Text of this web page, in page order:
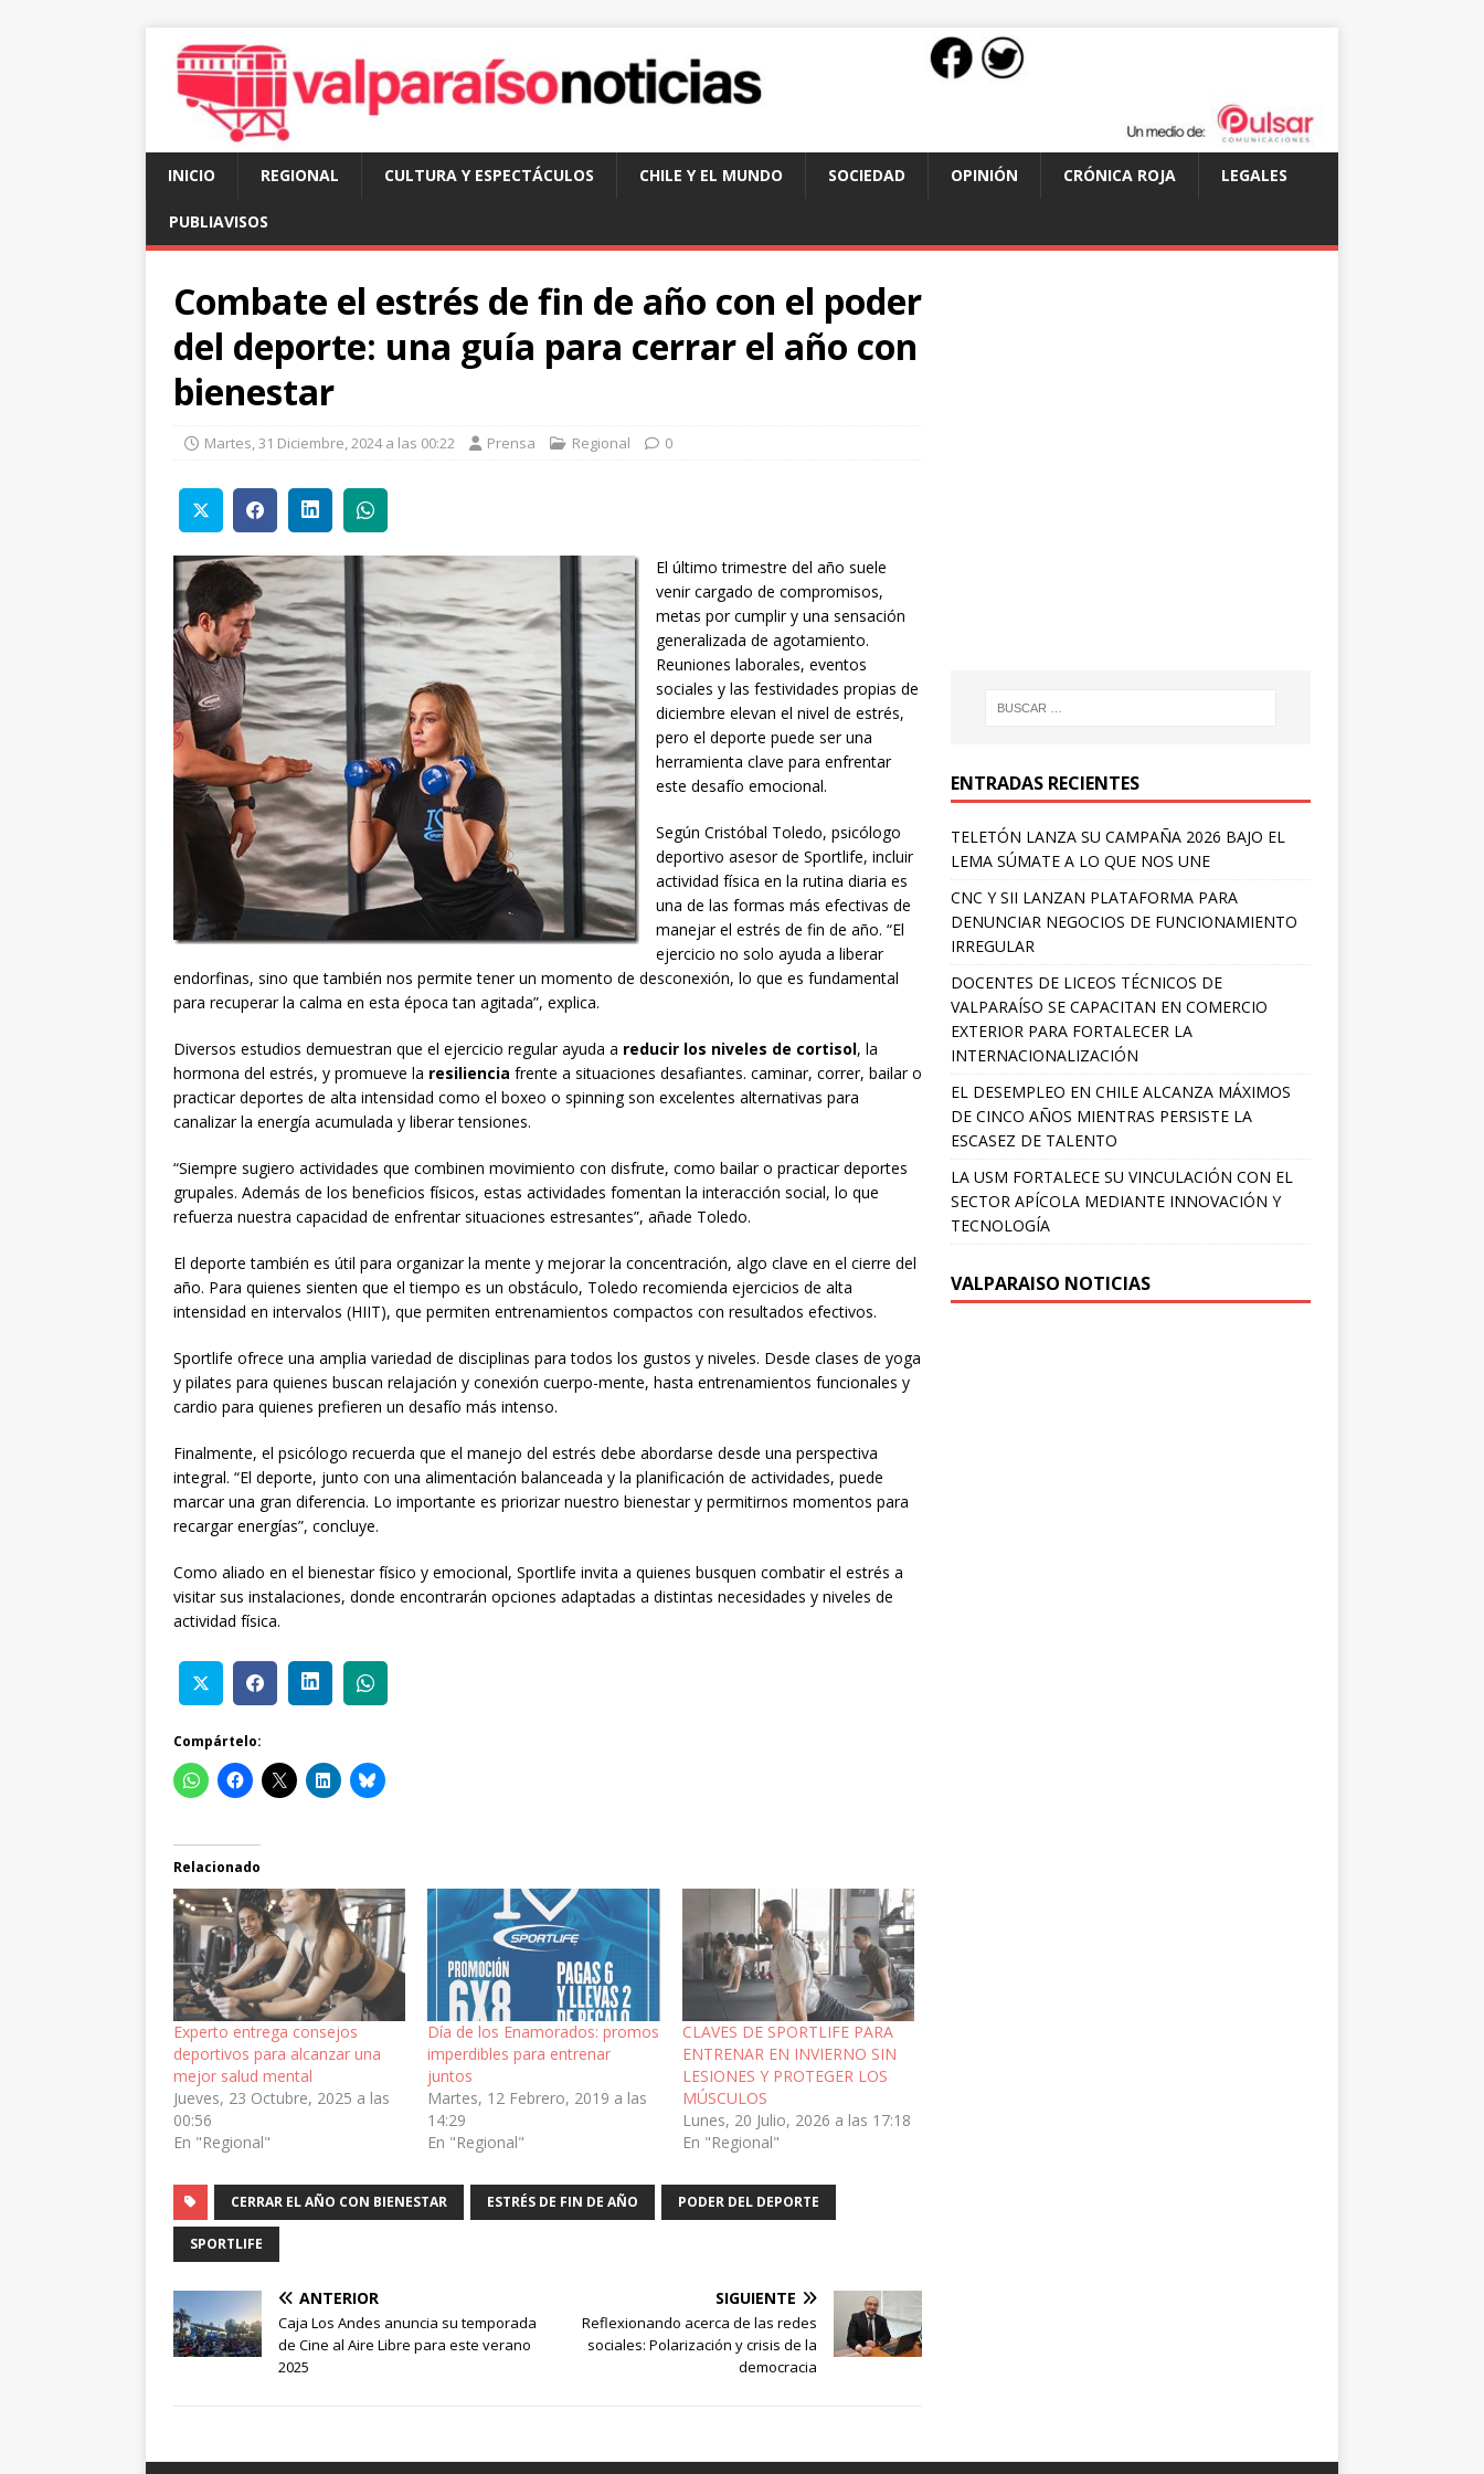
INICIO REGIONAL CULTURA Y ESPECTÁCULOS CHILE Y EL MUNDO SOCIEDAD OPINIÓN CRÓNICA ROJA LEGALES
PUBLIAVISOS
Combate el estrés de fin de año con el poder
del deporte: una guía para cerrar el año con
bienestar
Martes, 31 Diciembre, 2024 a las 00:22 Prensa Regional 0
El último trimestre del año suele
venir cargado de compromisos,
metas por cumplir y una sensación
generalizada de agotamiento.
Reuniones laborales, eventos
sociales y las festividades propias de
diciembre elevan el nivel de estrés,
pero el deporte puede ser una
herramienta clave para enfrentar
este desafío emocional.
Según Cristóbal Toledo, psicólogo
deportivo asesor de Sportlife, incluir
actividad física en la rutina diaria es
una de las formas más efectivas de
manejar el estrés de fin de año. “El
ejercicio no solo ayuda a liberar
endorfinas, sino que también nos permite tener un momento de desconexión, lo que es fundamental
para recuperar la calma en esta época tan agitada”, explica.
Diversos estudios demuestran que el ejercicio regular ayuda a reducir los niveles de cortisol, la
hormona del estrés, y promueve la resiliencia frente a situaciones desafiantes. caminar, correr, bailar o
practicar deportes de alta intensidad como el boxeo o spinning son excelentes alternativas para
canalizar la energía acumulada y liberar tensiones.
“Siempre sugiero actividades que combinen movimiento con disfrute, como bailar o practicar deportes
grupales. Además de los beneficios físicos, estas actividades fomentan la interacción social, lo que
refuerza nuestra capacidad de enfrentar situaciones estresantes”, añade Toledo.
El deporte también es útil para organizar la mente y mejorar la concentración, algo clave en el cierre del
año. Para quienes sienten que el tiempo es un obstáculo, Toledo recomienda ejercicios de alta
intensidad en intervalos (HIIT), que permiten entrenamientos compactos con resultados efectivos.
Sportlife ofrece una amplia variedad de disciplinas para todos los gustos y niveles. Desde clases de yoga
y pilates para quienes buscan relajación y conexión cuerpo-mente, hasta entrenamientos funcionales y
cardio para quienes prefieren un desafío más intenso.
Finalmente, el psicólogo recuerda que el manejo del estrés debe abordarse desde una perspectiva
integral. “El deporte, junto con una alimentación balanceada y la planificación de actividades, puede
marcar una gran diferencia. Lo importante es priorizar nuestro bienestar y permitirnos momentos para
recargar energías”, concluye.
Como aliado en el bienestar físico y emocional, Sportlife invita a quienes busquen combatir el estrés a
visitar sus instalaciones, donde encontrarán opciones adaptadas a distintas necesidades y niveles de
actividad física.
Compártelo:
Relacionado
Experto entrega consejos
deportivos para alcanzar una
mejor salud mental
Jueves, 23 Octubre, 2025 a las
00:56
En "Regional"
Día de los Enamorados: promos
imperdibles para entrenar
juntos
Martes, 12 Febrero, 2019 a las
14:29
En "Regional"
CLAVES DE SPORTLIFE PARA
ENTRENAR EN INVIERNO SIN
LESIONES Y PROTEGER LOS
MÚSCULOS
Lunes, 20 Julio, 2026 a las 17:18
En "Regional"
CERRAR EL AÑO CON BIENESTAR ESTRÉS DE FIN DE AÑO PODER DEL DEPORTE
SPORTLIFE
ANTERIOR
Caja Los Andes anuncia su temporada
de Cine al Aire Libre para este verano
2025
SIGUIENTE
Reflexionando acerca de las redes
sociales: Polarización y crisis de la
democracia
ENTRADAS RECIENTES
TELETÓN LANZA SU CAMPAÑA 2026 BAJO EL
LEMA SÚMATE A LO QUE NOS UNE
CNC Y SII LANZAN PLATAFORMA PARA
DENUNCIAR NEGOCIOS DE FUNCIONAMIENTO
IRREGULAR
DOCENTES DE LICEOS TÉCNICOS DE
VALPARAÍSO SE CAPACITAN EN COMERCIO
EXTERIOR PARA FORTALECER LA
INTERNACIONALIZACIÓN
EL DESEMPLEO EN CHILE ALCANZA MÁXIMOS
DE CINCO AÑOS MIENTRAS PERSISTE LA
ESCASEZ DE TALENTO
LA USM FORTALECE SU VINCULACIÓN CON EL
SECTOR APÍCOLA MEDIANTE INNOVACIÓN Y
TECNOLOGÍA
VALPARAISO NOTICIAS